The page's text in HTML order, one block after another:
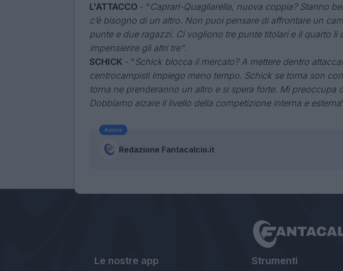
L'ATTACCO - "Caprari-Quagliarella, nuova coppia? Stanno
c’è bisogno di un altro. Non puoi pensare di affrontare un
punte e due ragazzi. Ci vogliono tre punte titolari e il quarto lì
impensierire gli altri tre".
SCHICK - "Schick blocca il mercato? A mettere dentro
centrocampisti impiego meno tempo. Schick se torna son
torna ne prenderanno un altro e si spera forte. Mi preoccupa
Dobbiamo alzare il livello della competizione interna e esterna
Autore
Redazione Fantacalcio.it
Le nostre app Strumenti